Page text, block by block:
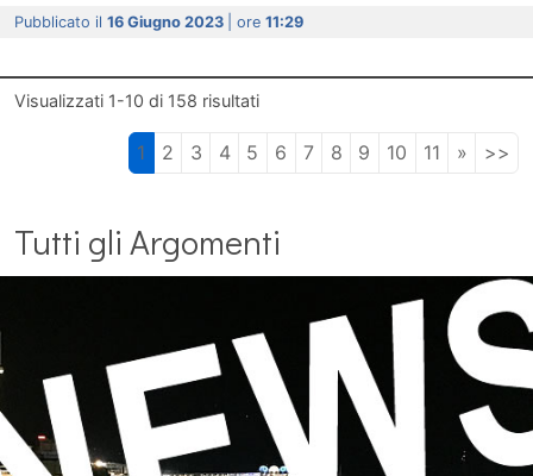
Pubblicato il 16 Giugno 2023 | ore 11:29
Visualizzati 1-10 di 158 risultati
1 2 3 4 5 6 7 8 9 10 11 » >>
Tutti gli Argomenti